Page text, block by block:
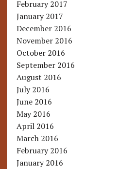
February 2017
January 2017
December 2016
November 2016
October 2016
September 2016
August 2016
July 2016
June 2016
May 2016
April 2016
March 2016
February 2016
January 2016